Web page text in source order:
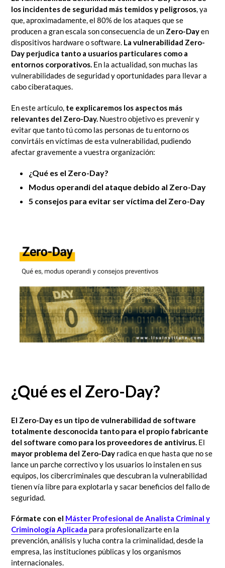
los incidentes de seguridad más temidos y peligrosos, ya
que, aproximadamente, el 80% de los ataques que se
producen a gran escala son consecuencia de un Zero-Dayen
dispositivos hardware o software. La vulnerabilidad Zero-
Day perjudica tanto a usuarios particulares como a
entornos corporativos. En la actualidad, son muchas las
vulnerabilidades de seguridad y oportunidades para llevar a
cabo ciberataques.
En este artículo, te explicaremos los aspectos más
relevantes del Zero-Day. Nuestro objetivo es prevenir y
evitar que tanto tú como las personas de tu entorno os
convirtáis en víctimas de esta vulnerabilidad, pudiendo
afectar gravemente a vuestra organización:
¿Qué es el Zero-Day?
Modus operandi del ataque debido al Zero-Day
5 consejos para evitar ser víctima del Zero-Day
¿Qué es el Zero-Day?
El Zero-Day es un tipo de vulnerabilidad de software
totalmente desconocida tanto para el propio fabricante
del software como para los proveedores de antivirus. El
mayor problema del Zero-Day radica en que hasta que no se
lance un parche correctivo y los usuarios lo instalen en sus
equipos, los cibercriminales que descubran la vulnerabilidad
tienen vía libre para explotarla y sacar beneficios del fallo de
seguridad.
Fórmate con el Máster Profesional de Analista Criminal y
Criminología Aplicada para profesionalizarte en la
prevención, análisis y lucha contra la criminalidad, desde la
empresa, las instituciones públicas y los organismos
internacionales.